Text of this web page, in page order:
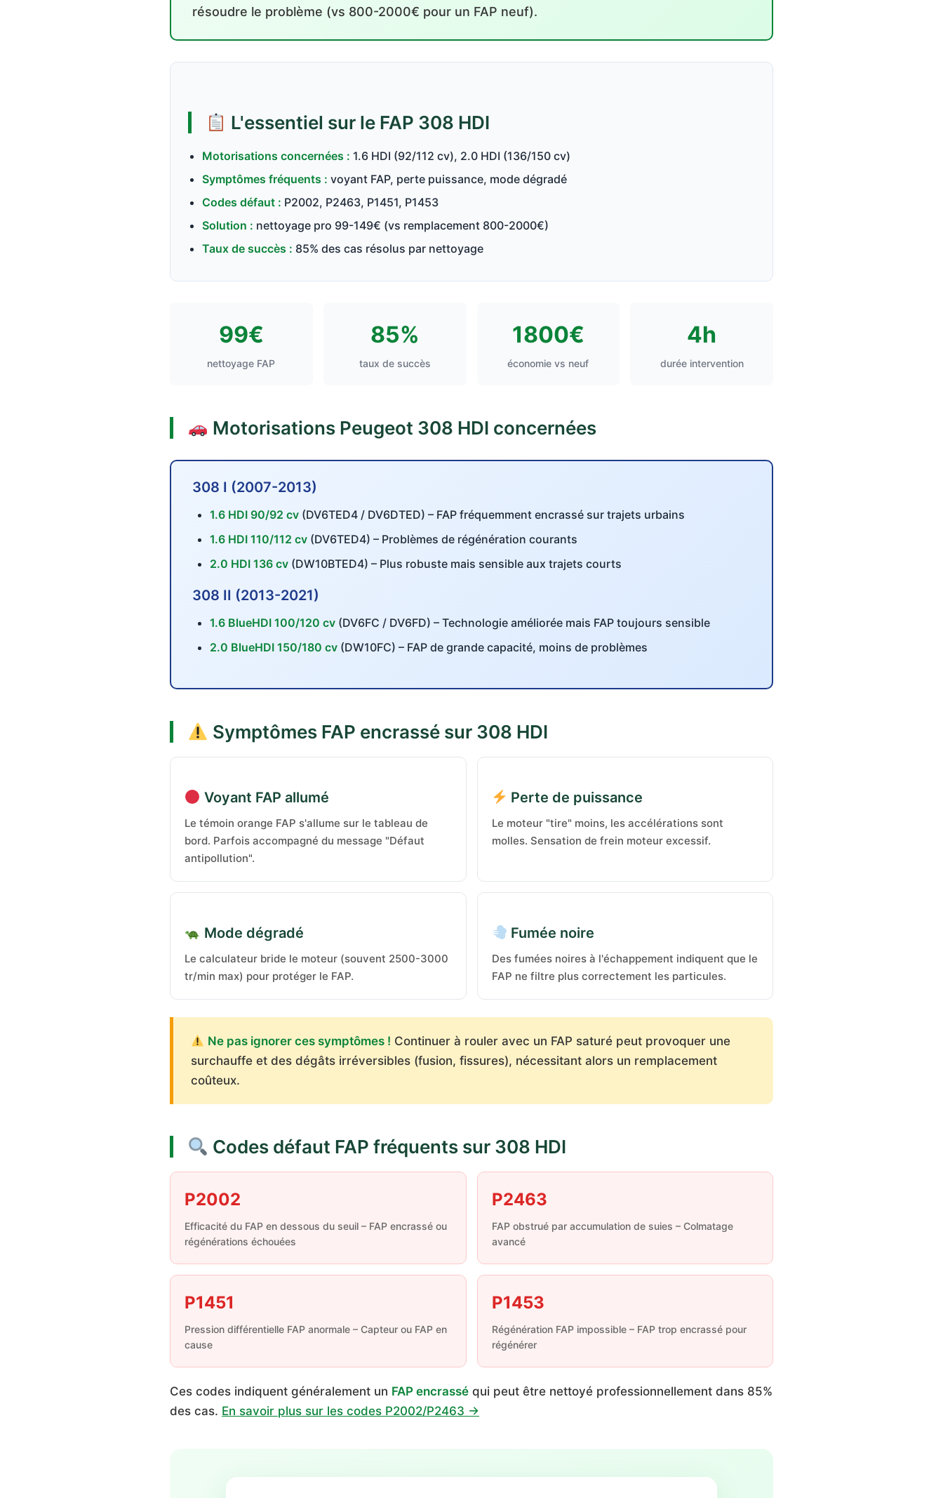
résoudre le problème (vs 800-2000€ pour un FAP neuf).
L'essentiel sur le FAP 308 HDI
Motorisations concernées : 1.6 HDI (92/112 cv), 2.0 HDI (136/150 cv)
Symptômes fréquents : voyant FAP, perte puissance, mode dégradé
Codes défaut : P2002, P2463, P1451, P1453
Solution : nettoyage pro 99-149€ (vs remplacement 800-2000€)
Taux de succès : 85% des cas résolus par nettoyage
99€
nettoyage FAP
85%
taux de succès
1800€
économie vs neuf
4h
durée intervention
Motorisations Peugeot 308 HDI concernées
308 I (2007-2013)
1.6 HDI 90/92 cv (DV6TED4 / DV6DTED) – FAP fréquemment encrassé sur trajets urbains
1.6 HDI 110/112 cv (DV6TED4) – Problèmes de régénération courants
2.0 HDI 136 cv (DW10BTED4) – Plus robuste mais sensible aux trajets courts
308 II (2013-2021)
1.6 BlueHDI 100/120 cv (DV6FC / DV6FD) – Technologie améliorée mais FAP toujours sensible
2.0 BlueHDI 150/180 cv (DW10FC) – FAP de grande capacité, moins de problèmes
Symptômes FAP encrassé sur 308 HDI
Voyant FAP allumé
Le témoin orange FAP s'allume sur le tableau de
bord. Parfois accompagné du message "Défaut
antipollution".
Perte de puissance
Le moteur "tire" moins, les accélérations sont
molles. Sensation de frein moteur excessif.
Mode dégradé
Le calculateur bride le moteur (souvent 2500-3000
tr/min max) pour protéger le FAP.
Fumée noire
Des fumées noires à l'échappement indiquent que le
FAP ne filtre plus correctement les particules.
Ne pas ignorer ces symptômes ! Continuer à rouler avec un FAP saturé peut provoquer une
surchauffe et des dégâts irréversibles (fusion, fissures), nécessitant alors un remplacement
coûteux.
Codes défaut FAP fréquents sur 308 HDI
P2002
Efficacité du FAP en dessous du seuil – FAP encrassé ou
régénérations échouées
P2463
FAP obstrué par accumulation de suies – Colmatage
avancé
P1451
Pression différentielle FAP anormale – Capteur ou FAP en
cause
P1453
Régénération FAP impossible – FAP trop encrassé pour
régénérer
Ces codes indiquent généralement un FAP encrassé qui peut être nettoyé professionnellement dans 85%
des cas. En savoir plus sur les codes P2002/P2463 →